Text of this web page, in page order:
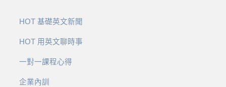
HOT 基礎英文新聞
HOT 用英文聊時事
一對一課程心得
企業內訓